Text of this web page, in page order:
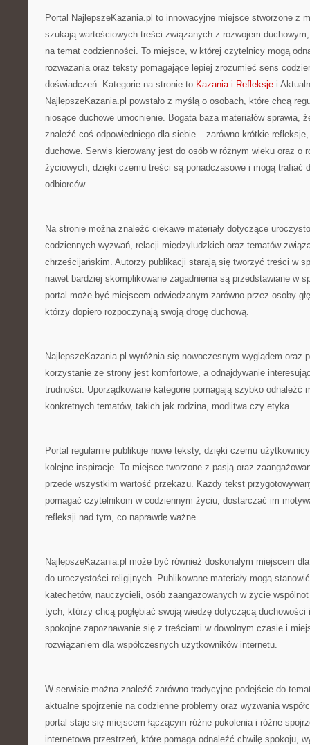
Portal NajlepszeKazania.pl to innowacyjne miejsce stworzone z
szukają wartościowych treści związanych z rozwojem
na temat codzienności. To miejsce, w której czytelnicy mogą
rozważania oraz teksty pomagające lepiej zrozumieć sens
doświadczeń. Kategorie na stronie to Kazania i Refleksje i
NajlepszeKazania.pl powstało z myślą o osobach, które chcą
niosące duchowe umocnienie. Bogata baza materiałów sprawia,
znaleźć coś odpowiedniego dla siebie – zarówno krótkie
duchowe. Serwis kierowany jest do osób w różnym wieku oraz o
życiowych, dzięki czemu treści są ponadczasowe i mogą trafiać
odbiorców.
Na stronie można znaleźć ciekawe materiały dotyczące
codziennych wyzwań, relacji międzyludzkich oraz tematów
chrześcijańskim. Autorzy publikacji starają się tworzyć treści w
nawet bardziej skomplikowane zagadnienia są przedstawiane w
portal może być miejscem odwiedzanym zarówno przez osoby
którzy dopiero rozpoczynają swoją drogę duchową.
NajlepszeKazania.pl wyróżnia się nowoczesnym wyglądem oraz
korzystanie ze strony jest komfortowe, a odnajdywanie
trudności. Uporządkowane kategorie pomagają szybko odnaleźć
konkretnych tematów, takich jak rodzina, modlitwa czy etyka.
Portal regularnie publikuje nowe teksty, dzięki czemu
kolejne inspiracje. To miejsce tworzone z pasją oraz
przede wszystkim wartość przekazu. Każdy tekst
pomagać czytelnikom w codziennym życiu, dostarczać im
refleksji nad tym, co naprawdę ważne.
NajlepszeKazania.pl może być również doskonałym miejscem
do uroczystości religijnych. Publikowane materiały mogą
katechetów, nauczycieli, osób zaangażowanych w życie
tych, którzy chcą pogłębiać swoją wiedzę dotyczącą duchowości
spokojne zapoznawanie się z treściami w dowolnym czasie i
rozwiązaniem dla współczesnych użytkowników internetu.
W serwisie można znaleźć zarówno tradycyjne podejście do
aktualne spojrzenie na codzienne problemy oraz wyzwania
portal staje się miejscem łączącym różne pokolenia i różne
internetowa przestrzeń, które pomaga odnaleźć chwilę spokoju,